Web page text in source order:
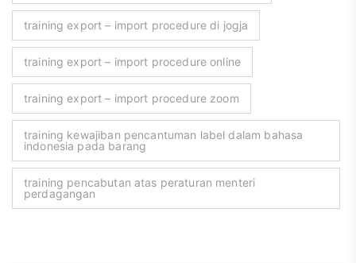
training export – import procedure di jogja
training export – import procedure online
training export – import procedure zoom
training kewajiban pencantuman label dalam bahasa
indonesia pada barang
training pencabutan atas peraturan menteri
perdagangan